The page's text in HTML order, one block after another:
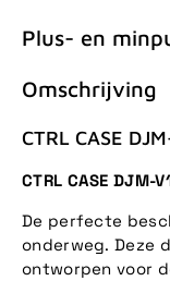
Plus- en
Omschrijving
CTRL CASE
CTRL CASE DJM-
De perfecte
onderweg. Deze
ontworpen voor